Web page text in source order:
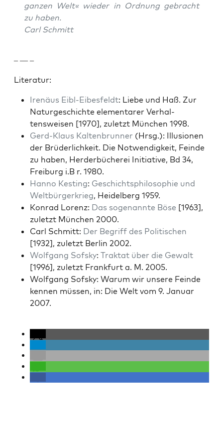
ganzen Welt« wieder in Ord­nung gebracht
zu haben.
Carl Schmitt
– — –
Lit­er­atur:
Irenäus Eibl-Eibesfeldt: Liebe und Haß. Zur
Naturgeschichte ele­mentar­er Ver­hal­
tensweisen [1970], zulet­zt München 1998.
Gerd-Klaus Kaltenbrun­ner (Hrsg.): Illu­sio­nen
der Brüder­lichkeit. Die Notwendigkeit, Feinde
zu haben, Herder­bücherei Ini­tia­tive, Bd 34,
Freiburg i.B r. 1980.
Han­no Kest­ing: Geschicht­sphiloso­phie und
Welt­bürg­erkrieg, Hei­del­berg 1959.
Kon­rad Lorenz: Das soge­nan­nte Böse [1963],
zulet­zt München 2000.
Carl Schmitt: Der Begriff des Poli­tis­chen
[1932], zulet­zt Berlin 2002.
Wolf­gang Sof­sky: Trak­tat über die Gewalt
[1996], zulet­zt Frank­furt a. M. 2005.
Wolf­gang Sof­sky: Warum wir unsere Feinde
ken­nen müssen, in: Die Welt vom 9. Jan­u­ar
2007.